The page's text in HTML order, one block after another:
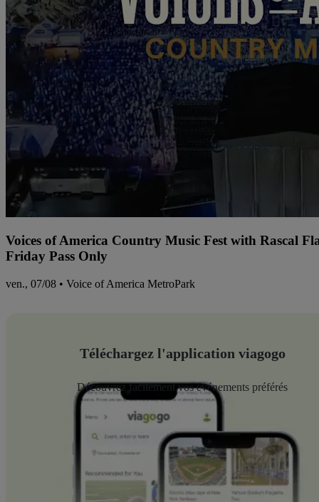
Voices of America Country Music Fest with Rascal
Friday Pass Only
ven., 07/08 • Voice of America MetroPark
Téléchargez l'application viagogo
Découvrez facilement vos événements préférés